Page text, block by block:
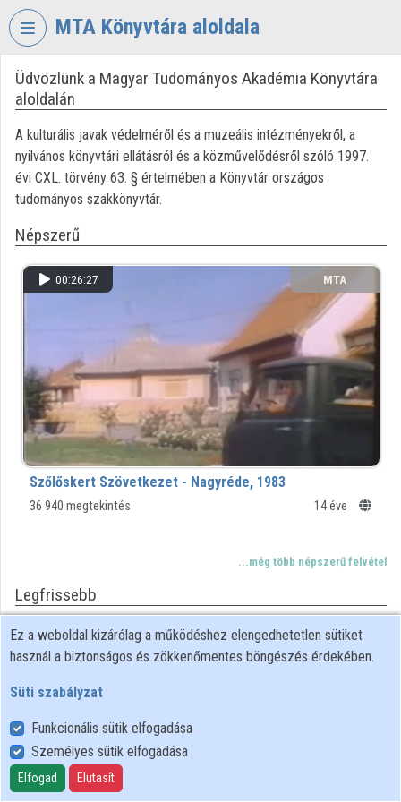
Fejléc kihagyása
MTA Könyvtára aloldala
VIDEO TORIUM
MAGYAR
TUDOMÁNYOS
AKADÉMIA
KÖNYVTÁRA
Intézményi kezdőlap
Bejelentkezés
Intézményi listák
Intézmények
Közreműködők
Üdvözlünk a Magyar Tudományos Akadémia Könyvtára
aloldalán
A kulturális javak védelméről és a muzeális intézményekről, a
nyilvános könyvtári ellátásról és a közművelődésről szóló 1997.
évi CXL. törvény 63. § értelmében a Könyvtár országos
tudományos szakkönyvtár.
Népszerű
00:26:27
MTA
KÖNYVTÁRA
Szőlőskert Szövetkezet - Nagyréde, 1983
36 940 megtekintés 14 éve
...még több népszerű felvétel
Legfrissebb
00:38:04
MTA
KÖNYVTÁRA
Ez a weboldal kizárólag a működéshez elengedhetetlen sütiket
használ a biztonságos és zökkenőmentes böngészés érdekében.
Süti szabályzat
Funkcionális sütik elfogadása
Személyes sütik elfogadása
Elfogad Elutasít